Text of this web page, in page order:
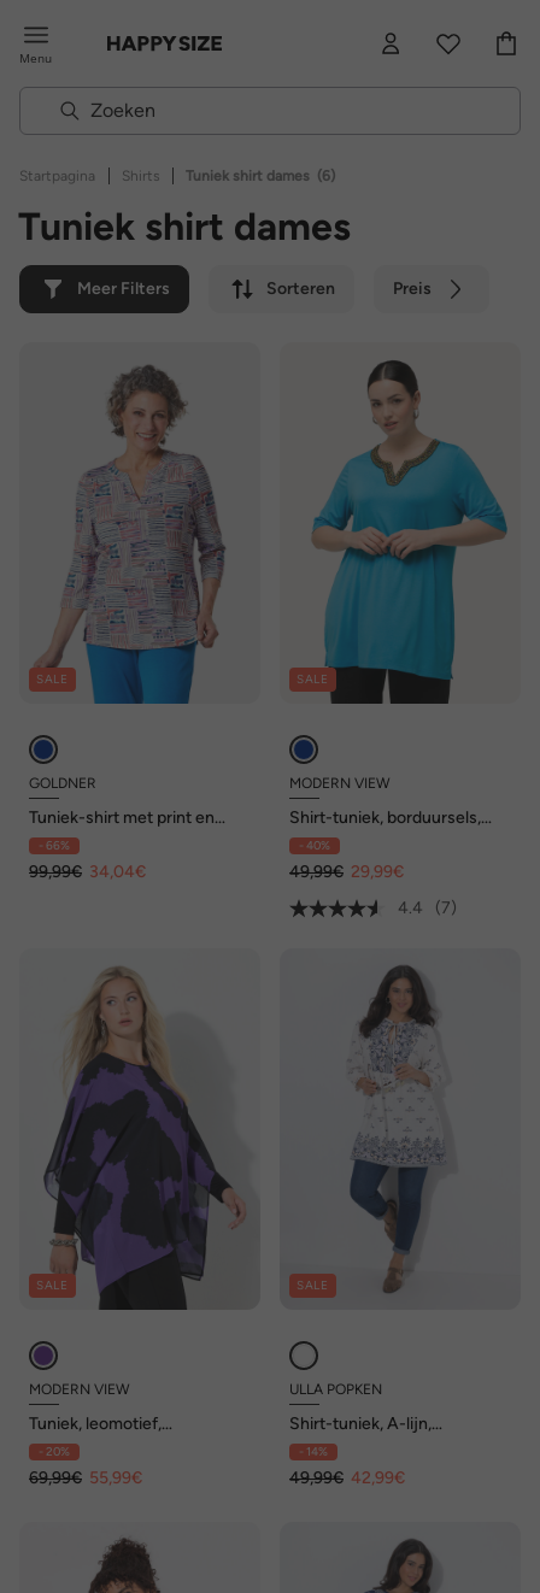
Menu
Startpagina | Shirts | Tuniek shirt dames (6)
Tuniek shirt dames
Meer Filters Sorteren Preis
SALE
GOLDNER
Tuniek-shirt met print en
opstaande kraag
- 66%
99,99€ 34,04€
SALE
MODERN VIEW
Shirt-tuniek, borduursels,
tuniekhals, korte mouwen
- 40%
49,99€ 29,99€
4.4
(7)
SALE
MODERN VIEW
Tuniek, leomotief,
dubbellaags, ronde hals, 3/4-
mouw
- 20%
69,99€ 55,99€
SALE
ULLA POPKEN
Shirt-tuniek, A-lijn,
tuniekhals, 3/4-mouwen
- 14%
49,99€ 42,99€